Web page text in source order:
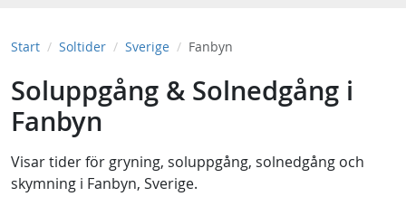
Start Soltider Sverige Fanbyn
Soluppgång & Solnedgång i
Fanbyn
Visar tider för gryning, soluppgång, solnedgång och
skymning i Fanbyn, Sverige.